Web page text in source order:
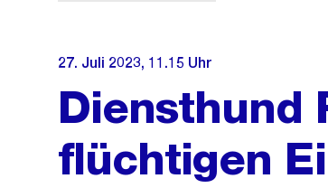
27. Juli 2023, 11.15 Uhr
Diensthund
flüchtigen